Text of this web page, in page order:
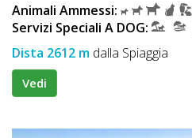
Animali Ammessi:
Servizi Speciali A DOG:
Dista 2612 m dalla Spiaggia
Vedi